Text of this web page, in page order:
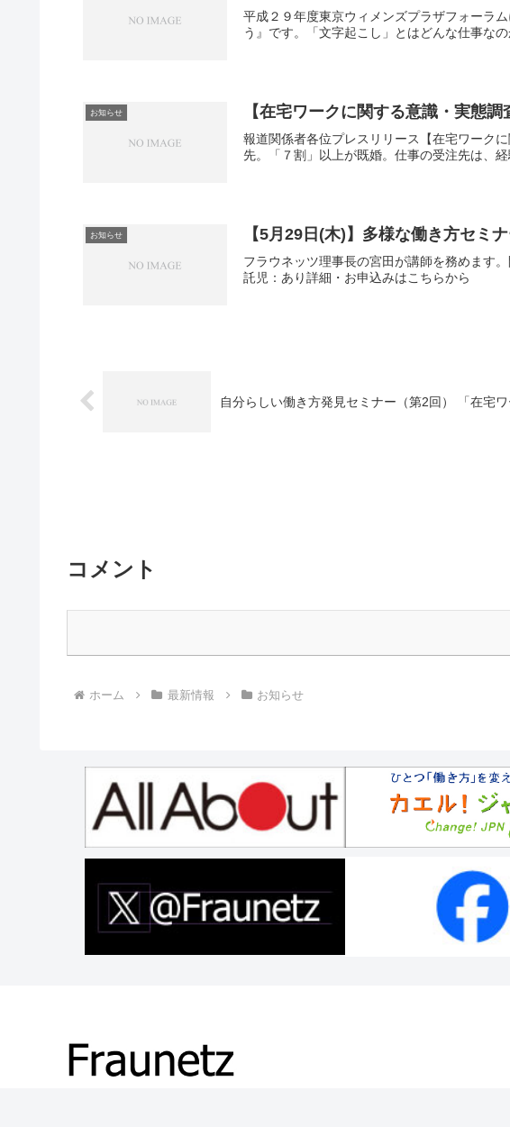
平成２９年度東京ウィメンズプラザフォーラ
う』です。「文字起こし」とはどんな仕事な
お知らせ 【在宅ワークに関する意識・実態
報道関係者各位プレスリリース【在宅ワーク
先。「７割」以上が既婚。仕事の受注先は、
お知らせ 【5月29日(木)】多様な働き方セミ
フラウネッツ理事長の宮田が講師を務めま
託児：あり詳細・お申込みはこちらから
自分らしい働き方発見セミナー（第2回） 「在宅
コメント
ホーム 最新情報 お知らせ